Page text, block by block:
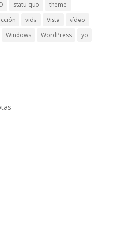
statu quo
theme
vida Vista
vídeo
Windows WordPress
yo